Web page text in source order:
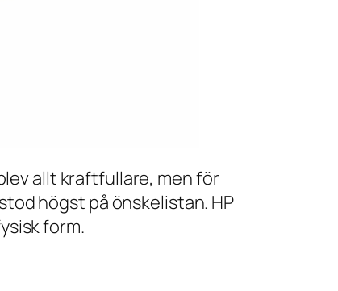
allt kraftfullare, men för
högst på önskelistan. HP
form.